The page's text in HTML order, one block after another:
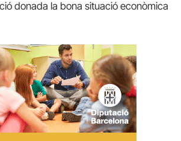
donada la bona situació econòmica